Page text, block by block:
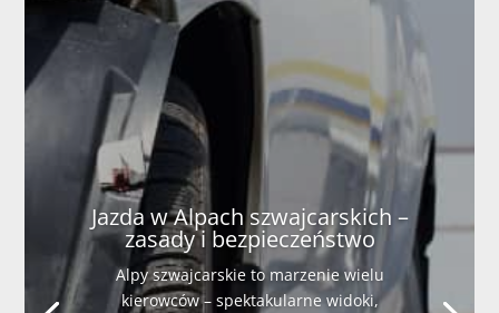
Jazda w Alpach szwajcarskich –
zasady i bezpieczeństwo
Alpy szwajcarskie to marzenie wielu
kierowców – spektakularne widoki,